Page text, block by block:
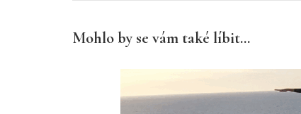
Mohlo by se vám také líbit...